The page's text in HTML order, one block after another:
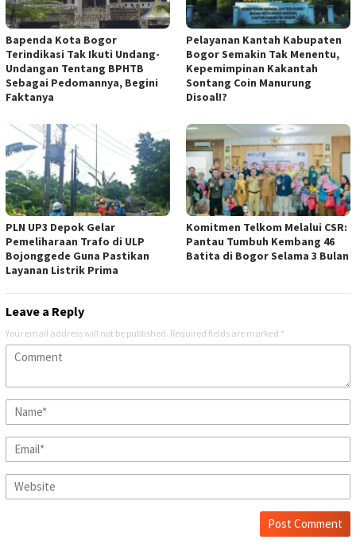
Bapenda Kota Bogor
Terindikasi Tak Ikuti Undang-
Undangan Tentang BPHTB
Sebagai Pedomannya, Begini
Faktanya
Pelayanan Kantah Kabupaten
Bogor Semakin Tak Menentu,
Kepemimpinan Kakantah
Sontang Coin Manurung
Disoal!?
PLN UP3 Depok Gelar
Pemeliharaan Trafo di ULP
Bojonggede Guna Pastikan
Layanan Listrik Prima
Komitmen Telkom Melalui CSR:
Pantau Tumbuh Kembang 46
Batita di Bogor Selama 3 Bulan
Leave a Reply
Your email address will not be published. Required fields are marked *